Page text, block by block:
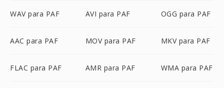
WAV para PAF AVI para PAF OGG para PAF
AAC para PAF MOV para PAF MKV para PAF
FLAC para PAF AMR para PAF WMA para PAF